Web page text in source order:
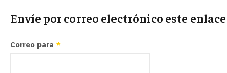
Envíe por correo electrónico este
Correo para *